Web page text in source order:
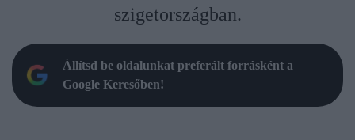
szigetországban.
Állítsd be oldalunkat preferált forrásként a
Google Keresőben!